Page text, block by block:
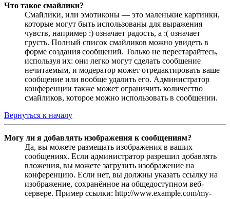
Что такое смайлики?
Смайлики, или эмотиконы — это маленькие картинки,
которые могут быть использованы для выражения
чувств, например :) означает радость, а :( означает
грусть. Полный список смайликов можно увидеть в
форме создания сообщений. Только не перестарайтесь,
используя их: они легко могут сделать сообщение
нечитаемым, и модератор может отредактировать ваше
сообщение или вообще удалить его. Администратор
конференции также может ограничить количество
смайликов, которое можно использовать в сообщении.
Вернуться к началу
Могу ли я добавлять изображения к сообщениям?
Да, вы можете размещать изображения в ваших
сообщениях. Если администратор разрешил добавлять
вложения, вы можете загрузить изображение на
конференцию. Если нет, вы должны указать ссылку на
изображение, сохранённое на общедоступном веб-
сервере. Пример ссылки: http://www.example.com/my-